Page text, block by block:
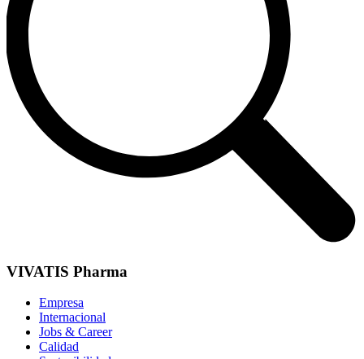
VIVATIS Pharma
Empresa
Internacional
Jobs & Career
Calidad